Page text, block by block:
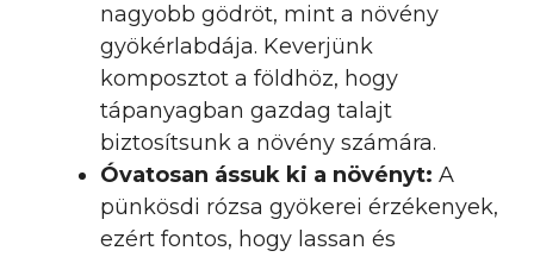
nagyobb gödröt, mint a növény
gyökérlabdája. Keverjünk
komposztot a földhöz, hogy
tápanyagban gazdag talajt
biztosítsunk a növény számára.
Óvatosan ássuk ki a növényt: A
pünkösdi rózsa gyökerei érzékenyek,
ezért fontos, hogy lassan és